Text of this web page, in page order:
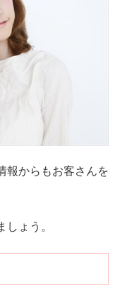
報からもお客さんを
ょう。